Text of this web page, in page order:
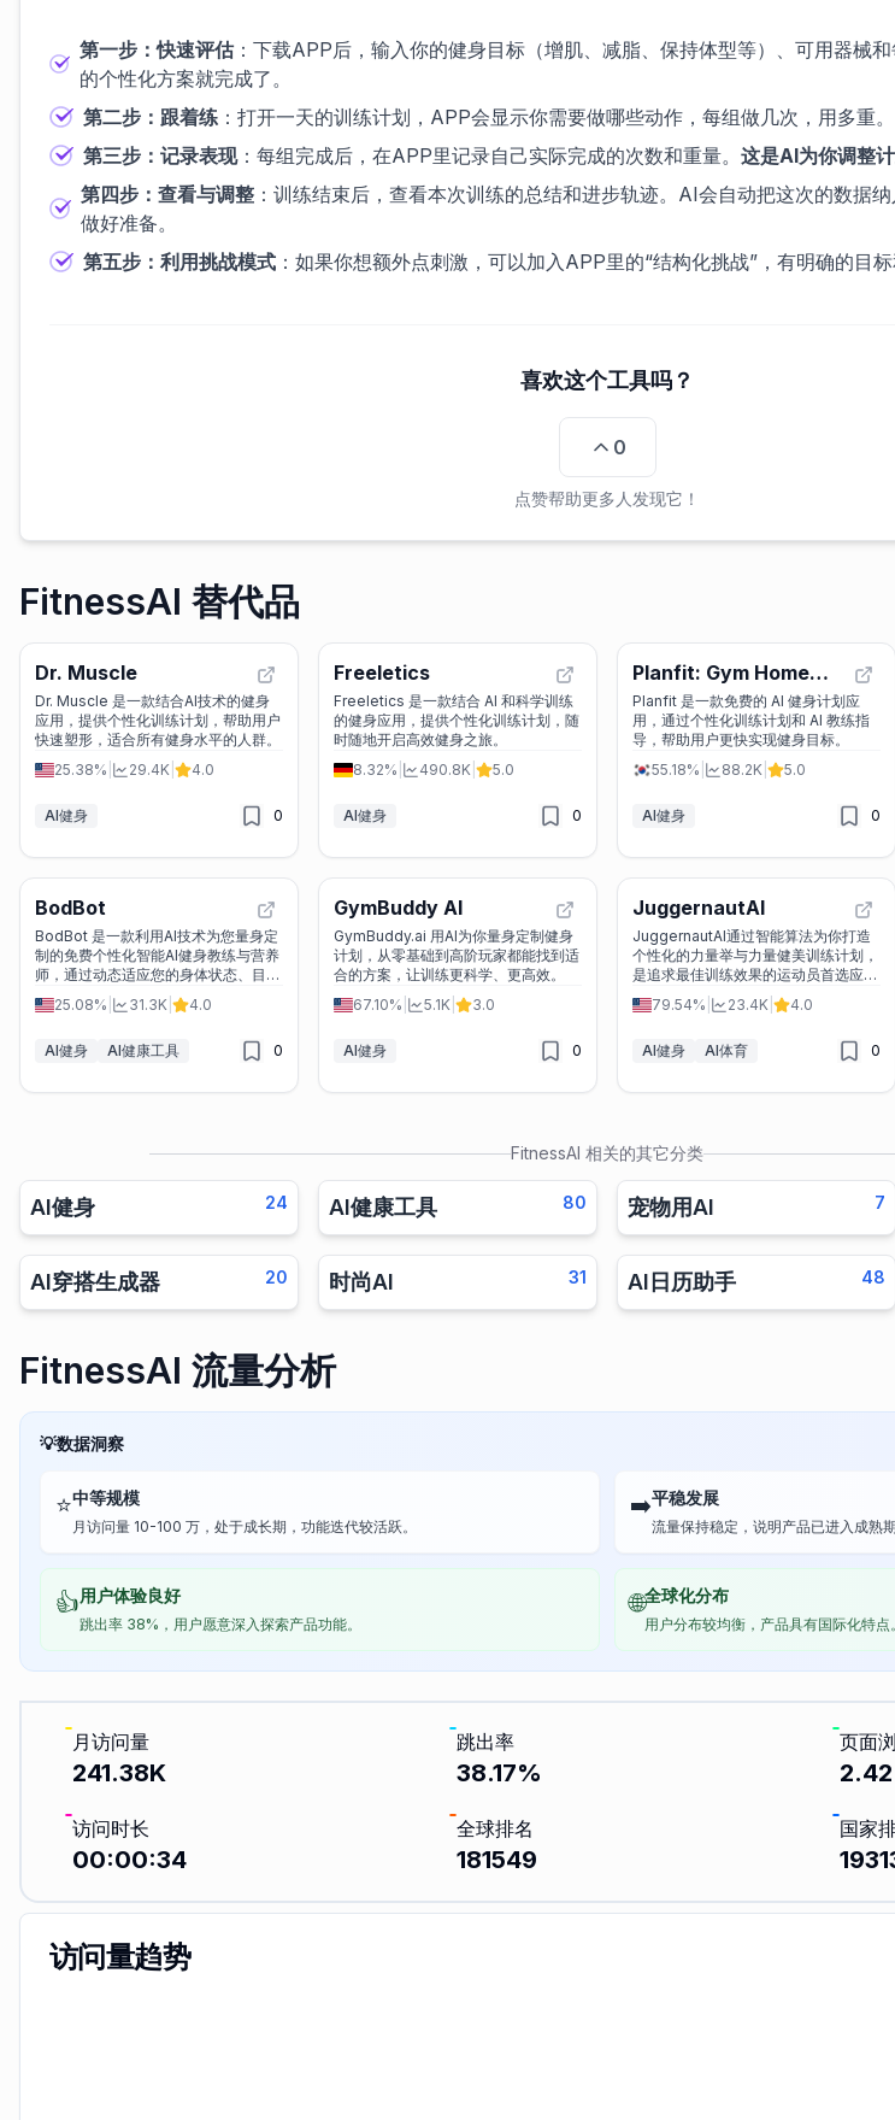
第一步：快速评估：下载APP后，输入你的健身目标（增肌、减脂、保持体型等）、可用器械
的个性化方案就完成了。
第二步：跟着练 ：打开一天的训练计划，APP会显示你需要做哪些动作，每组做几次，用多重
第三步：记录表现：每组完成后，在APP里记录自己实际完成的次数和重量。 这是AI为你调整
第四步：查看与调整 ：训练结束后，查看本次训练的总结和进步轨迹。AI会自动把这次的数据
做好准备。
第五步：利用挑战模式 ：如果你想额外点刺激，可以加入APP里的“结构化挑战”，有明确的目
喜欢这个工具吗？
0
点赞帮助更多人发现它！
FitnessAI 替代品
Dr. Muscle
Dr. Muscle 是一款结合AI技术的健身
应用，提供个性化训练计划，帮助用户
快速塑形，适合所有健身水平的人群。
25.38%
29.4K 4.0
AI健身 0
Freeletics
Freeletics 是一款结合 AI 和科学训练
的健身应用，提供个性化训练计划，随
时随地开启高效健身之旅。
8.32%
490.8K 5.0
AI健身 0
Planfit: Gym Home
Workouts & Fitness
Plan by AI
Planfit 是一款免费的 AI 健身计划应
用，通过个性化训练计划和 AI 教练指
导，帮助用户更快实现健身目标。
55.18%
88.2K 5.0
AI健身 0
BodBot
BodBot 是一款利用AI技术为您量身定
制的免费个性化智能AI健身教练与营养
师，通过动态适应您的身体状态、目标
与日程，帮助您高效安全地达成任何健
身和健康目标。
25.08% 31.3K 4.0
AI健身 AI健康工具 0
GymBuddy AI
GymBuddy.ai 用AI为你量身定制健身
计划，从零基础到高阶玩家都能找到适
合的方案，让训练更科学、更高效。
67.10%
5.1K 3.0
AI健身 0
JuggernautAI
JuggernautAI通过智能算法为你打造
个性化的力量举与力量健美训练计划，
是追求最佳训练效果的运动员首选应
用。
79.54% 23.4K 4.0
AI健身 AI体育 0
FitnessAI 相关的其它分类
AI健身 24 AI健康工具 80 宠物用AI 7
AI穿搭生成器 20 时尚AI 31 AI日历助手 48
FitnessAI 流量分析
💡数据洞察
⭐中等规模
月访问量 10-100 万，处于成长期，功能迭代较活跃。
➡️平稳发展
流量保持稳定，说明产品已进入成熟期
👍用户体验良好
跳出率 38%，用户愿意深入探索产品功能。
🌐全球化分布
用户分布较均衡，产品具有国际化特点。
月访问量
241.38K
跳出率
38.17%
页面
2.42
访问时长
00:00:34
全球排名
181549
国家
访问量趋势